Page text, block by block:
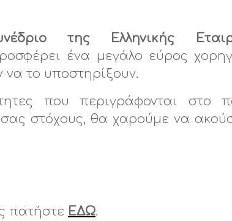
της Ελληνικής
ένα μεγάλο εύρος
να το υποστηρίξουν.
που περιγράφονται στο
σας στόχους, θα χαρούμε να
πατήστε ΕΔΩ.